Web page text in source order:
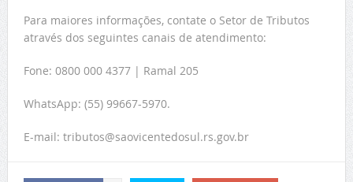
Para maiores informações, contate o Setor de Tributos
através dos seguintes canais de atendimento:
Fone: 0800 000 4377 | Ramal 205
WhatsApp: (55) 99667-5970.
E-mail: tributos@saovicentedosul.rs.gov.br